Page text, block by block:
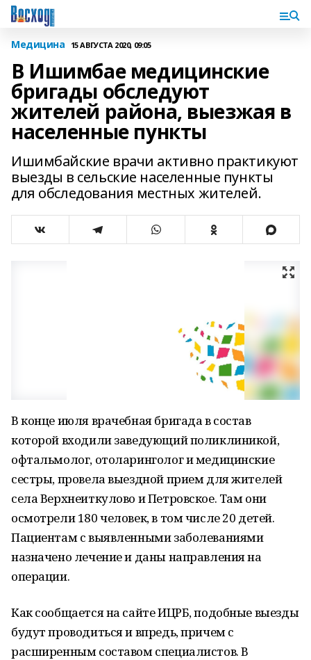
Медицина 15 АВГУСТА 2020, 09:05
В Ишимбае медицинские
бригады обследуют
жителей района, выезжая в
населенные пункты
Ишимбайские врачи активно практикуют
выезды в сельские населенные пункты
для обследования местных жителей.
В конце июля врачебная бригада в состав
которой входили заведующий поликлиникой,
офтальмолог, отоларинголог и медицинские
сестры, провела выездной прием для жителей
села Верхнеиткулово и Петровское. Там они
осмотрели 180 человек, в том числе 20 детей.
Пациентам с выявленными заболеваниями
назначено лечение и даны направления на
операции.
Как сообщается на сайте ИЦРБ, подобные выезды
будут проводиться и впредь, причем с
расширенным составом специалистов. В